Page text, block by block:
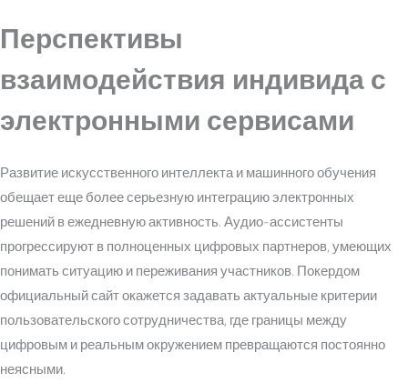
Перспективы
взаимодействия индивида с
электронными сервисами
Развитие искусственного интеллекта и машинного обучения
обещает еще более серьезную интеграцию электронных
решений в ежедневную активность. Аудио-ассистенты
прогрессируют в полноценных цифровых партнеров, умеющих
понимать ситуацию и переживания участников. Покердом
официальный сайт окажется задавать актуальные критерии
пользовательского сотрудничества, где границы между
цифровым и реальным окружением превращаются постоянно
неясными.